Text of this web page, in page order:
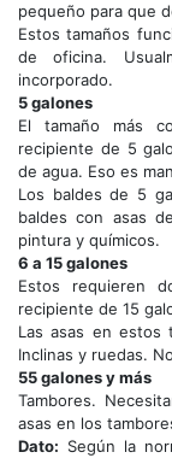
pequeño para que
Estos tamaños
de oficina.
incorporado.
5 galones
El tamaño más
recipiente de 5
de agua. Eso es
Los baldes de 5
baldes con asas
pintura y químicos.
6 a 15 galones
Estos requieren
recipiente de 15
Las asas en estos
Inclinas y ruedas.
55 galones y más
Tambores.
asas en los
Dato: Según la